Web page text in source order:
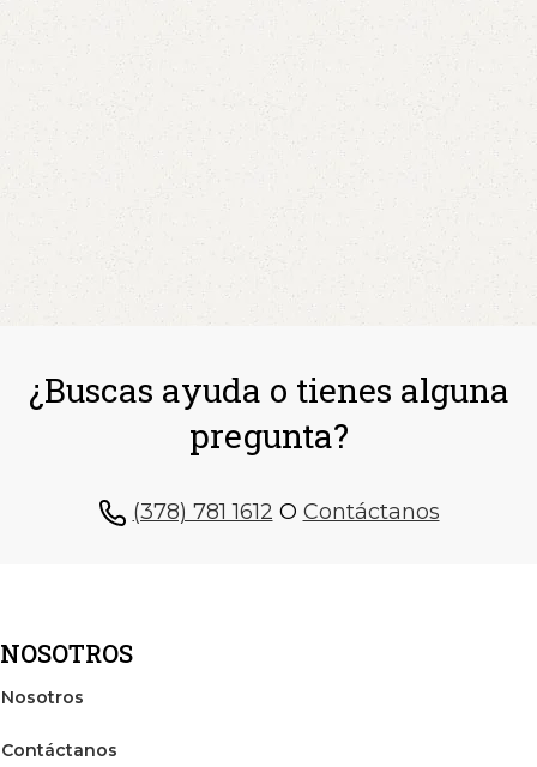
¿Buscas ayuda o tienes alguna
pregunta?
(378) 781 1612 O Contáctanos
NOSOTROS
Nosotros
Contáctanos